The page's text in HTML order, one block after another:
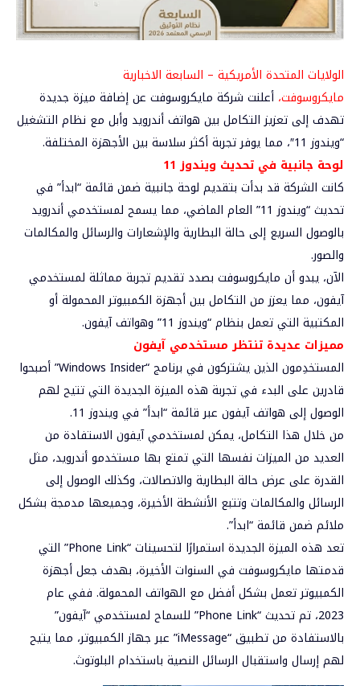
الولايات المتحدة الأمريكية – السابعة الاخبارية
مايكروسوفت، أعلنت شركة مايكروسوفت عن إضافة ميزة جديدة
تهدف إلى تعزيز التكامل بين هواتف أندرويد وأبل مع نظام التشغيل
“ويندوز 11″، مما يوفر تجربة أكثر سلاسة بين الأجهزة المختلفة.
لوحة جانبية في تحديث ويندوز 11
كانت الشركة قد بدأت بتقديم لوحة جانبية ضمن قائمة “ابدأ” في
تحديث “ويندوز 11” العام الماضي، مما يسمح لمستخدمي أندرويد
بالوصول السريع إلى حالة البطارية والإشعارات والرسائل والمكالمات
والصور.
الآن، يبدو أن مايكروسوفت بصدد تقديم تجربة مماثلة لمستخدمي
آيفون، مما يعزز من التكامل بين أجهزة الكمبيوتر المحمولة أو
المكتبية التي تعمل بنظام “ويندوز 11” وهواتف آيفون.
مميزات عديدة تنتظر مستخدمي آيفون
المستخدِمون الذين يشتركون في برنامج “Windows Insider” أصبحوا
قادرين على البدء في تجربة هذه الميزة الجديدة التي تتيح لهم
الوصول إلى هواتف آيفون عبر قائمة “ابدأ” في ويندوز 11.
من خلال هذا التكامل، يمكن لمستخدمي آيفون الاستفادة من
العديد من الميزات نفسها التي تمتع بها مستخدمو أندرويد، مثل
القدرة على عرض حالة البطارية والاتصالات، وكذلك الوصول إلى
الرسائل والمكالمات وتتبع الأنشطة الأخيرة، وجميعها مدمجة بشكل
ملائم ضمن قائمة “ابدأ”.
تعد هذه الميزة الجديدة استمرارًا لتحسينات “Phone Link” التي
قدمتها مايكروسوفت في السنوات الأخيرة، بهدف جعل أجهزة
الكمبيوتر تعمل بشكل أفضل مع الهواتف المحمولة. ففي عام
2023، تم تحديث “Phone Link” للسماح لمستخدمي “آيفون”
بالاستفادة من تطبيق “iMessage” عبر جهاز الكمبيوتر، مما يتيح
لهم إرسال واستقبال الرسائل النصية باستخدام البلوتوث.